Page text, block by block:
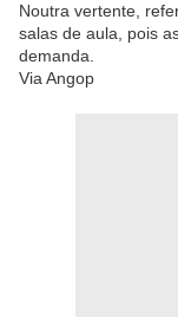
Noutra vertente,
salas de aula, pois
demanda.
Via Angop